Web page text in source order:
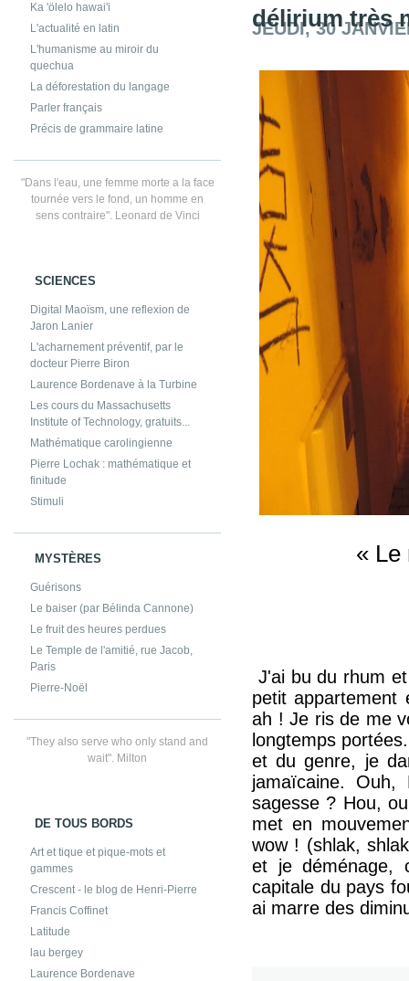
Ka 'ölelo hawai'i
L'actualité en latin
L'humanisme au miroir du
quechua
La déforestation du langage
Parler français
Précis de grammaire latine
"Dans l'eau, une femme morte a la face
tournée vers le fond, un homme en
sens contraire". Leonard de Vinci
SCIENCES
Digital Maoïsm, une reflexion de
Jaron Lanier
L'acharnement préventif, par le
docteur Pierre Biron
Laurence Bordenave à la Turbine
Les cours du Massachusetts
Institute of Technology, gratuits...
Mathématique carolingienne
Pierre Lochak : mathématique et
finitude
Stimuli
MYSTÈRES
Guérisons
Le baiser (par Bélinda Cannone)
Le fruit des heures perdues
Le Temple de l'amitié, rue Jacob,
Paris
Pierre-Noël
"They also serve who only stand and
wait". Milton
DE TOUS BORDS
Art et tique et pique-mots et
gammes
Crescent - le blog de Henri-Pierre
Francis Coffinet
Latitude
lau bergey
Laurence Bordenave
JEUDI, 30
délirium très
« Le
J'ai bu du rhum
petit
ah ! Je ris de me
longtemps
et du genre, je
jamaïcaine.
sagesse ? Hou,
met en
wow ! (shlak,
et je déménage,
capitale du pays
ai marre des